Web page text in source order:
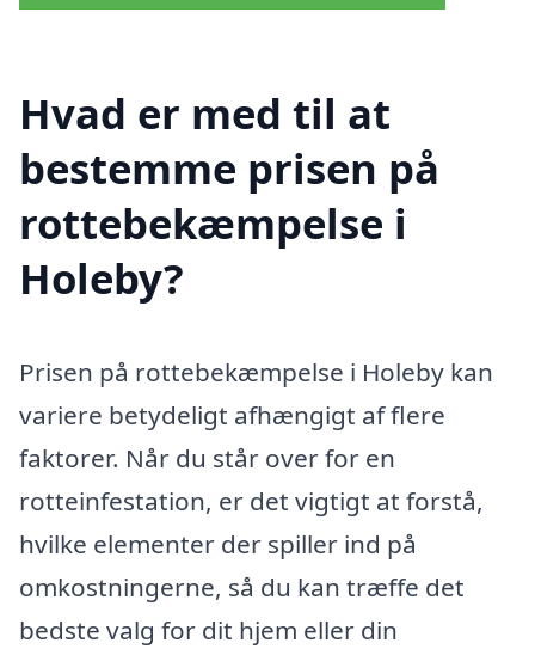
Hvad er med til at
bestemme prisen på
rottebekæmpelse i
Holeby?
Prisen på rottebekæmpelse i Holeby kan
variere betydeligt afhængigt af flere
faktorer. Når du står over for en
rotteinfestation, er det vigtigt at forstå,
hvilke elementer der spiller ind på
omkostningerne, så du kan træffe det
bedste valg for dit hjem eller din